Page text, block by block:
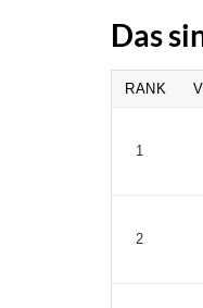
Das
RANK
1
2